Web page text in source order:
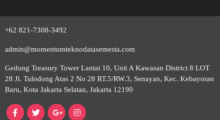
+62 821-7308-3492
admin@momentumteknodatasemesta.com
Gedung Treasury Tower Lantai 10, Unit A Kawasan District 8 LOT
28 Jl. Tulodong Atas 2 No 28 RT.5/RW.3, Senayan, Kec. Kebayoran
Baru, Kota Jakarta Selatan, Jakarta 12190